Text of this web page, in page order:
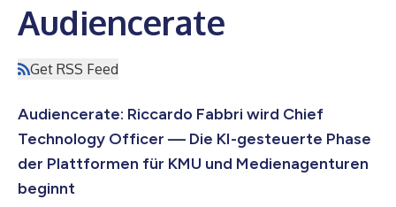
Audiencerate
Get RSS Feed
Audiencerate: Riccardo Fabbri wird Chief
Technology Officer — Die KI-gesteuerte Phase
der Plattformen für KMU und Medienagenturen
beginnt